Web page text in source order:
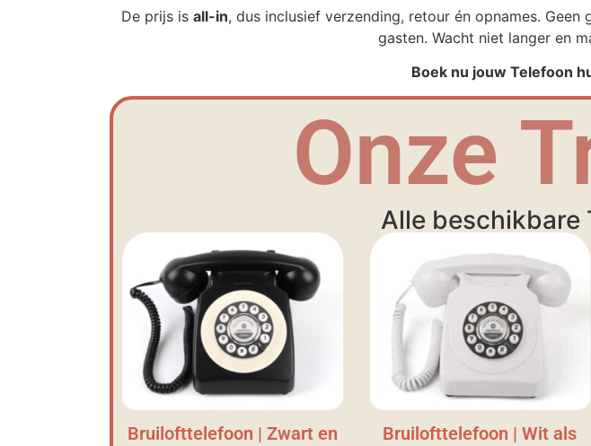
De prijs is all-in, dus inclusief verzending, retour én opnames.
gasten. Wacht niet langer en
Boek nu jouw Telefoon
Onze
Alle beschikbare
Bruilofttelefoon | Zwart en
Bruilofttelefoon | Wit als